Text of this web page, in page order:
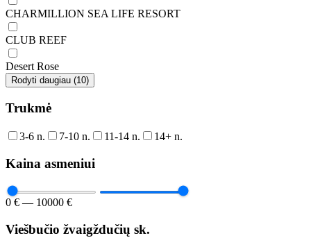
CHARMILLION SEA LIFE RESORT
CLUB REEF
Desert Rose
Rodyti daugiau (10)
Trukmė
3-6 n. 7-10 n. 11-14 n. 14+ n.
Kaina asmeniui
0 € — 10000 €
Viešbučio žvaigždučių sk.